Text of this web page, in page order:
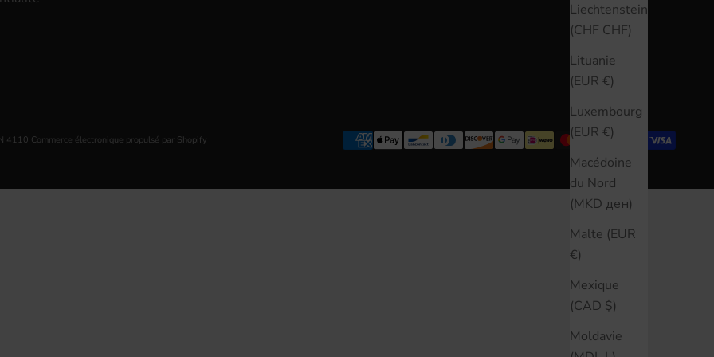
Liechtenstein
(CHF CHF)
Lituanie
(EUR €)
Luxembourg
(EUR €)
Macédoine
du Nord
(MKD ден)
Malte (EUR
€)
Mexique
(CAD $)
Moldavie
4110 Commerce électronique propulsé par Shopify